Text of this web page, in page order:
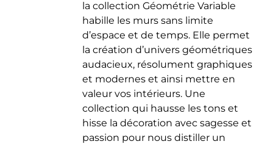
la collection Géométrie Variable
habille les murs sans limite
d’espace et de temps. Elle permet
la création d’univers géométriques
audacieux, résolument graphiques
et modernes et ainsi mettre en
valeur vos intérieurs. Une
collection qui hausse les tons et
hisse la décoration avec sagesse et
passion pour nous distiller un